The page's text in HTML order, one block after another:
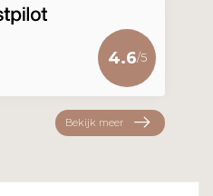
4.6/5
Bekijk meer